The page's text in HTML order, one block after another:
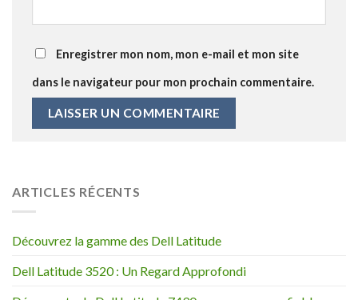
Enregistrer mon nom, mon e-mail et mon site
dans le navigateur pour mon prochain commentaire.
ARTICLES RÉCENTS
Découvrez la gamme des Dell Latitude
Dell Latitude 3520 : Un Regard Approfondi